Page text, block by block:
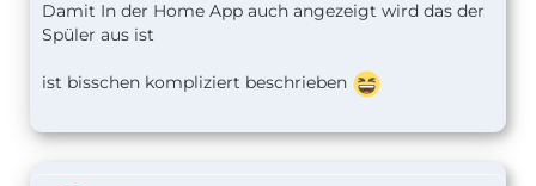
Damit In der Home App auch angezeigt wird das der
Spüler aus ist
ist bisschen kompliziert beschrieben